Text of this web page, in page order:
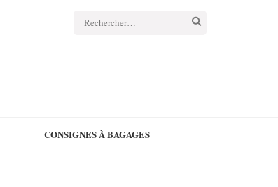
CONSIGNES À BAGAGES